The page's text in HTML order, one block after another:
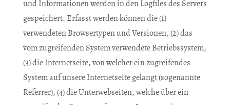
und Informationen werden in den Logfiles des Servers
gespeichert. Erfasst werden können die (1)
verwendeten Browsertypen und Versionen, (2) das
vom zugreifenden System verwendete Betriebssystem,
(3) die Internetseite, von welcher ein zugreifendes
System auf unsere Internetseite gelangt (sogenannte
Referrer), (4) die Unterwebseiten, welche über ein